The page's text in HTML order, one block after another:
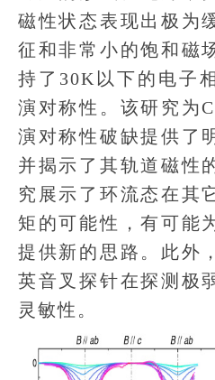
磁性状态表现出极为
征和非常小的饱和磁
持了30K以下的电子
演对称性。该研究为
演对称性破缺提供了
并揭示了其轨道磁性
究展示了环流态在其
矩的可能性，有可能
提供新的思路。此外
英音叉探针在探测极
灵敏性。